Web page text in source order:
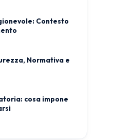
Contesto
Normativa e
cosa impone